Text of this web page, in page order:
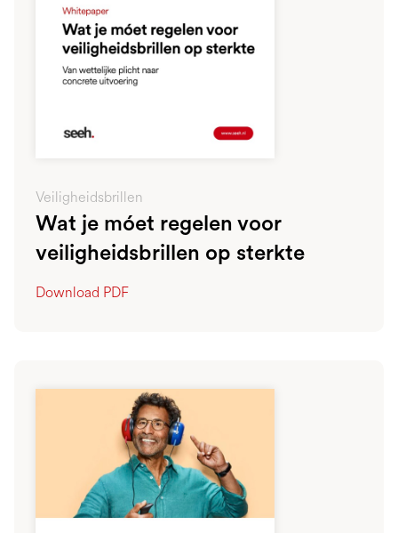
Veiligheidsbrillen
Wat je móet regelen voor
veiligheidsbrillen op sterkte
Download PDF